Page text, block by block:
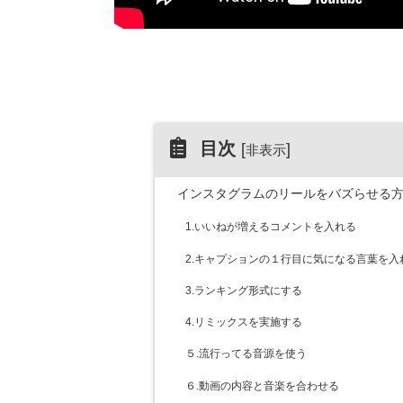
目次 [非表示]
インスタグラムのリールをバズらせる
1.いいねが増えるコメントを入れる
2.キャプションの１行目に気になる言葉を入
3.ランキング形式にする
4.リミックスを実施する
５.流行ってる音源を使う
６.動画の内容と音楽を合わせる